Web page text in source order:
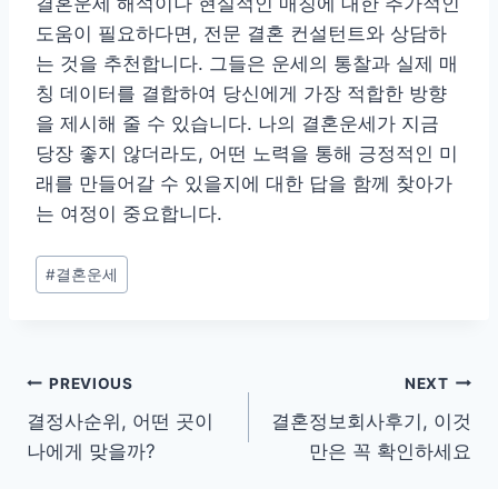
도움이 필요하다면, 전문 결혼 컨설턴트와 상담하
는 것을 추천합니다. 그들은 운세의 통찰과 실제 매
칭 데이터를 결합하여 당신에게 가장 적합한 방향
을 제시해 줄 수 있습니다. 나의 결혼운세가 지금
당장 좋지 않더라도, 어떤 노력을 통해 긍정적인 미
래를 만들어갈 수 있을지에 대한 답을 함께 찾아가
는 여정이 중요합니다.
Post
Tags:
#결혼운세
글
탐
PREVIOUS
결정사순위, 어떤 곳이
나에게 맞을까?
NEXT
결혼정보회사후기, 이것
만은 꼭 확인하세요